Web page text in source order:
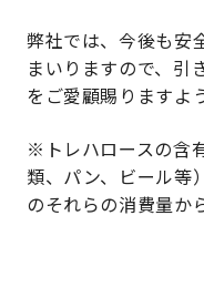
弊社では、今後も安
まいりますので、引
をご愛顧賜りますよ
※トレハロースの含
類、パン、ビール等
のそれらの消費量か